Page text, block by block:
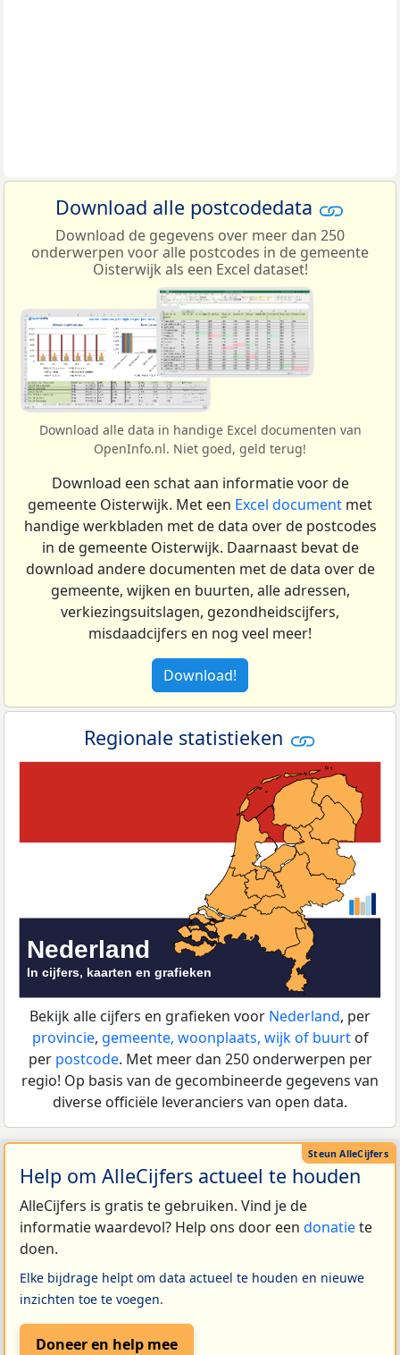
Download alle postcodedata
Download de gegevens over meer dan 250
onderwerpen voor alle postcodes in de gemeente
Oisterwijk als een Excel dataset!
Download alle data in handige Excel documenten van
OpenInfo.nl. Niet goed, geld terug!
Download een schat aan informatie voor de
gemeente Oisterwijk. Met een Excel document met
handige werkbladen met de data over de postcodes
in de gemeente Oisterwijk. Daarnaast bevat de
download andere documenten met de data over de
gemeente, wijken en buurten, alle adressen,
verkiezingsuitslagen, gezondheidscijfers,
misdaadcijfers en nog veel meer!
Download!
Regionale statistieken
Bekijk alle cijfers en grafieken voor Nederland, per
provincie, gemeente, woonplaats, wijk of buurtof
per postcode. Met meer dan 250 onderwerpen per
regio! Op basis van de gecombineerde gegevens van
diverse officiële leveranciers van open data.
Help om AlleCijfers actueel te houden
AlleCijfers is gratis te gebruiken. Vind je de
informatie waardevol? Help ons door een donatiete
doen.
Elke bijdrage helpt om data actueel te houden en nieuwe
inzichten toe te voegen.
Doneer en help mee